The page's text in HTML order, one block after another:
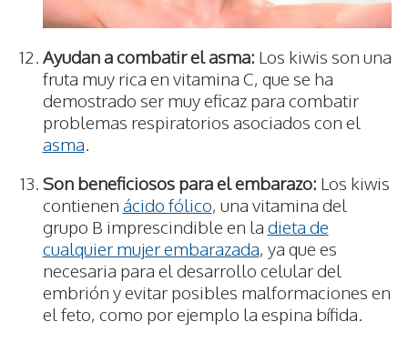
Ayudan a combatir el asma: Los kiwis son una
fruta muy rica en vitamina C, que se ha
demostrado ser muy eficaz para combatir
problemas respiratorios asociados con el
asma.
Son beneficiosos para el embarazo: Los kiwis
contienen ácido fólico, una vitamina del
grupo B imprescindible en la dieta de
cualquier mujer embarazada, ya que es
necesaria para el desarrollo celular del
embrión y evitar posibles malformaciones en
el feto, como por ejemplo la espina bífida.